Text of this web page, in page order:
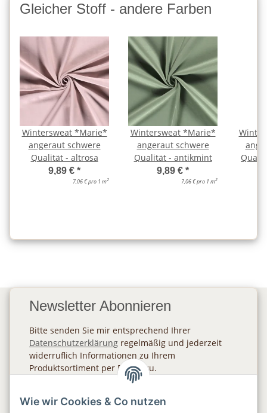
Gleicher Stoff - andere Farben
Wintersweat *Marie*
angeraut schwere
Qualität - altrosa
9,89 € *
7,06 € pro 1 m2
Wintersweat *Marie*
angeraut schwere
Qualität - antikmint
9,89 € *
7,06 € pro 1 m2
Newsletter Abonnieren
Bitte senden Sie mir entsprechend Ihrer
Datenschutzerklärung regelmäßig und jederzeit
widerruflich Informationen zu Ihrem
Produktsortiment per E-Mail zu.
Wie wir Cookies & Co nutzen